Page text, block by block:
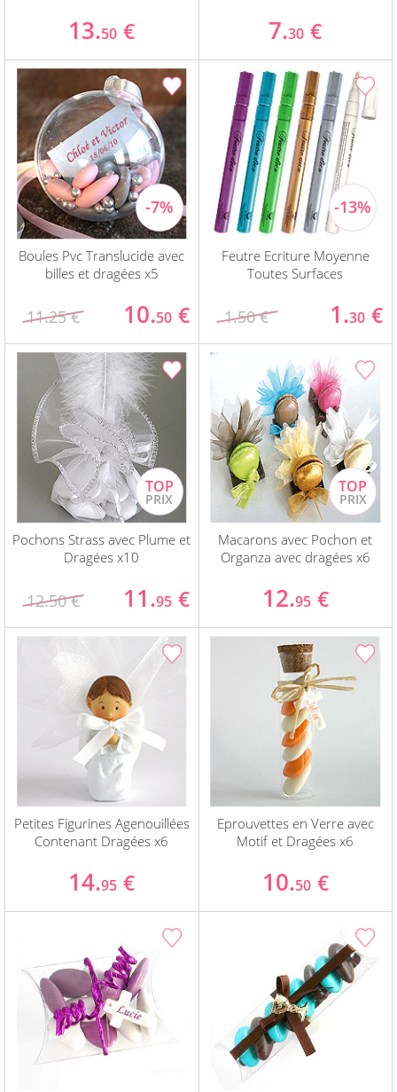
13.50 € 7.30 €
Boules Pvc Translucide avec
billes et dragées x5
11.25 € 10.50 €
Feutre Ecriture Moyenne
Toutes Surfaces
1.50 € 1.30 €
Pochons Strass avec Plume et
Dragées x10
12.50 € 11.95 €
Macarons avec Pochon et
Organza avec dragées x6
12.95 €
Petites Figurines Agenouillées
Contenant Dragées x6
14.95 €
Eprouvettes en Verre avec
Motif et Dragées x6
10.50 €